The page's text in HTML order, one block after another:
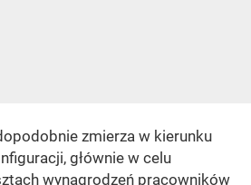
zmierza w kierunku
głównie w celu
wynagrodzeń pracowników